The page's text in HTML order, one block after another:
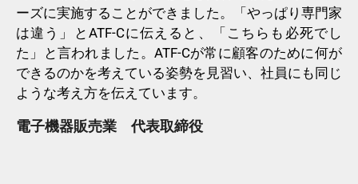
ーズに実施することができました。「やっぱり専門家
は違う」とATF-Cに伝えると、「こちらも必死でし
た」と言われました。ATF-Cが常に顧客のために何が
できるのかを考えている姿勢を見習い、社員にも同じ
ような考え方を伝えています。
電子機器販売業 代表取締役